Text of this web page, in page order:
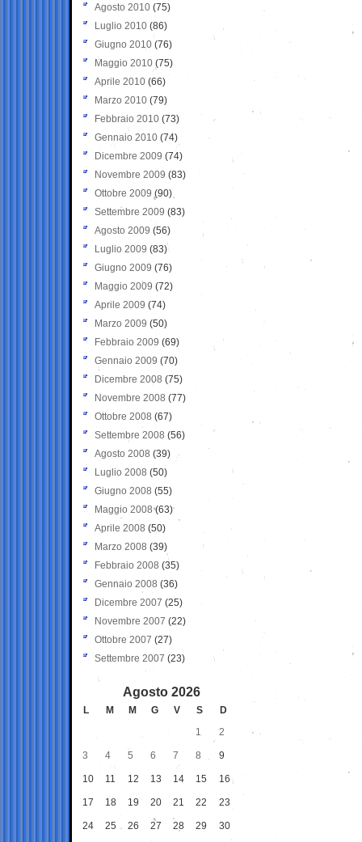
Agosto 2010 (75)
Luglio 2010 (86)
Giugno 2010 (76)
Maggio 2010 (75)
Aprile 2010 (66)
Marzo 2010 (79)
Febbraio 2010 (73)
Gennaio 2010 (74)
Dicembre 2009 (74)
Novembre 2009 (83)
Ottobre 2009 (90)
Settembre 2009 (83)
Agosto 2009 (56)
Luglio 2009 (83)
Giugno 2009 (76)
Maggio 2009 (72)
Aprile 2009 (74)
Marzo 2009 (50)
Febbraio 2009 (69)
Gennaio 2009 (70)
Dicembre 2008 (75)
Novembre 2008 (77)
Ottobre 2008 (67)
Settembre 2008 (56)
Agosto 2008 (39)
Luglio 2008 (50)
Giugno 2008 (55)
Maggio 2008(63)
Aprile 2008 (50)
Marzo 2008 (39)
Febbraio 2008 (35)
Gennaio 2008 (36)
Dicembre 2007 (25)
Novembre 2007 (22)
Ottobre 2007 (27)
Settembre 2007 (23)
Agosto 2026
L M M G V S
D
1
2
3 4 5 6 7 8 9
10 11 12 13 14 15 16
17 18 19 20 21 22 23
24 25 26 27 28 29 30